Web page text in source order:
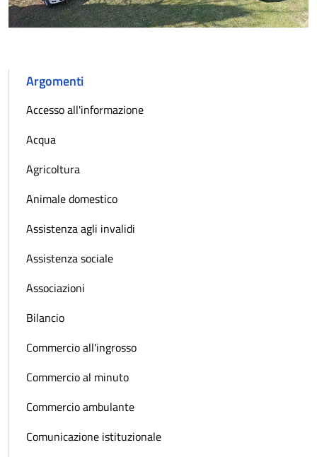
Argomenti
Accesso all'informazione
Acqua
Agricoltura
Animale domestico
Assistenza agli invalidi
Assistenza sociale
Associazioni
Bilancio
Commercio all'ingrosso
Commercio al minuto
Commercio ambulante
Comunicazione istituzionale